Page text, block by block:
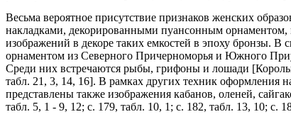
Весьма вероятное присутствие признаков женских
накладками, декорированными пуансонным орнаментом,
изображений в декоре таких емкостей в эпоху бронзы.
орнаментом из Северного Причерноморья и Южного
Среди них встречаются рыбы, грифоны и лошади
табл. 21, 3, 14, 16]. В рамках других техник оформления
представлены также изображения кабанов, оленей,
табл. 5, 1 - 9, 12; с. 179, табл. 10, 1; с. 182, табл. 13, 10; с.